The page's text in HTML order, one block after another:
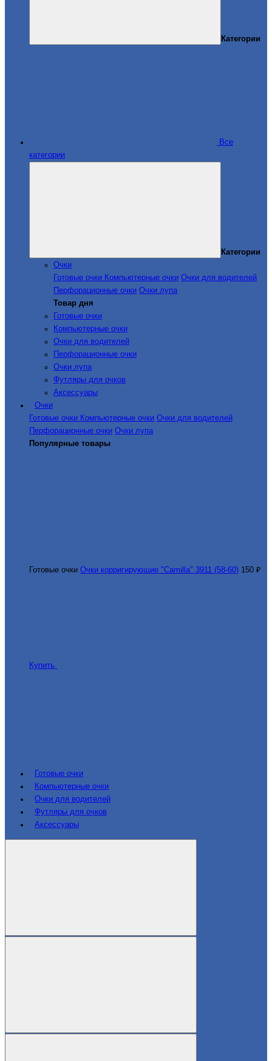
Категории
Все
категории
Категории
Очки
Готовые очки Компьютерные очки Очки для водителей
Перфорационные очки Очки лупа
Товар дня
Готовые очки
Компьютерные очки
Очки для водителей
Перфорационные очки
Очки лупа
Футляры для очков
Аксессуары
Очки
Готовые очки Компьютерные очки Очки для водителей
Перфорационные очки Очки лупа
Популярные товары
Готовые очки Очки корригирующие "Camilla" 3911 (58-60) 150 ₽
Купить
Готовые очки
Компьютерные очки
Очки для водителей
Футляры для очков
Аксессуары